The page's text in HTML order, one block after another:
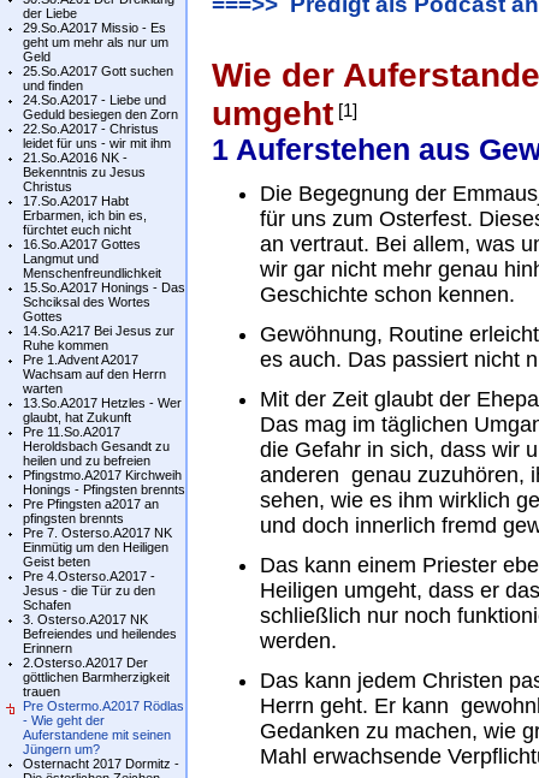
der Liebe
29.So.A2017 Missio - Es
geht um mehr als nur um
Geld
25.So.A2017 Gott suchen
und finden
24.So.A2017 - Liebe und
Geduld besiegen den Zorn
22.So.A2017 - Christus
leidet für uns - wir mit ihm
21.So.A2016 NK -
Bekenntnis zu Jesus
Christus
17.So.A2017 Habt
Erbarmen, ich bin es,
fürchtet euch nicht
16.So.A2017 Gottes
Langmut und
Menschenfreundlichkeit
15.So.A2017 Honings - Das
Schciksal des Wortes
Gottes
14.So.A217 Bei Jesus zur
Ruhe kommen
Pre 1.Advent A2017
Wachsam auf den Herrn
warten
13.So.A2017 Hetzles - Wer
glaubt, hat Zukunft
Pre 11.So.A2017
Heroldsbach Gesandt zu
heilen und zu befreien
Pfingstmo.A2017 Kirchweih
Honings - Pfingsten brennts
Pre Pfingsten a2017 an
pfingsten brennts
Pre 7. Osterso.A2017 NK
Einmütig um den Heiligen
Geist beten
Pre 4.Osterso.A2017 -
Jesus - die Tür zu den
Schafen
3. Osterso.A2017 NK
Befreiendes und heilendes
Erinnern
2.Osterso.A2017 Der
göttlichen Barmherzigkeit
trauen
Pre Ostermo.A2017 Rödlas
- Wie geht der
Auferstandene mit seinen
Jüngern um?
Osternacht 2017 Dormitz -
Wie der
umgeht [1]
1 Auferstehen aus
Die Begegnung der
für uns zum Osterfest.
an vertraut. Bei allem, was
wir gar nicht mehr genau
Geschichte schon kennen.
Gewöhnung, Routine
es auch. Das passiert nicht
Mit der Zeit glaubt der
Das mag im täglichen
die Gefahr in sich, dass wir
anderen genau zuzuhören,
sehen, wie es ihm wirklich
und doch innerlich fremd
Das kann einem Priester
Heiligen umgeht, dass er
schließlich nur noch
werden.
Das kann jedem Christen
Herrn geht. Er kann
Gedanken zu machen, wie
Mahl erwachsende